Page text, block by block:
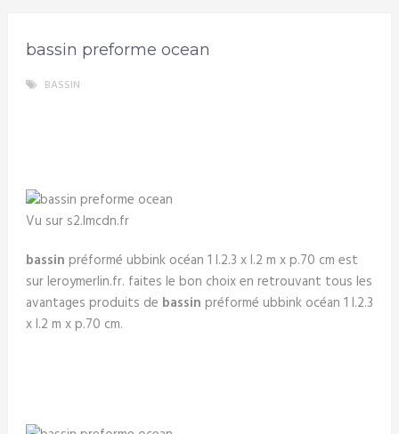
bassin preforme ocean
BASSIN
Vu sur s2.lmcdn.fr
bassin préformé ubbink océan 1 l.2.3 x l.2 m x p.70 cm est
sur leroymerlin.fr. faites le bon choix en retrouvant tous les
avantages produits de bassin préformé ubbink océan 1 l.2.3
x l.2 m x p.70 cm.